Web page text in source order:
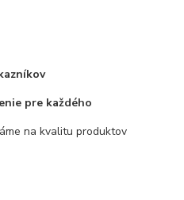
pre každého
na kvalitu produktov